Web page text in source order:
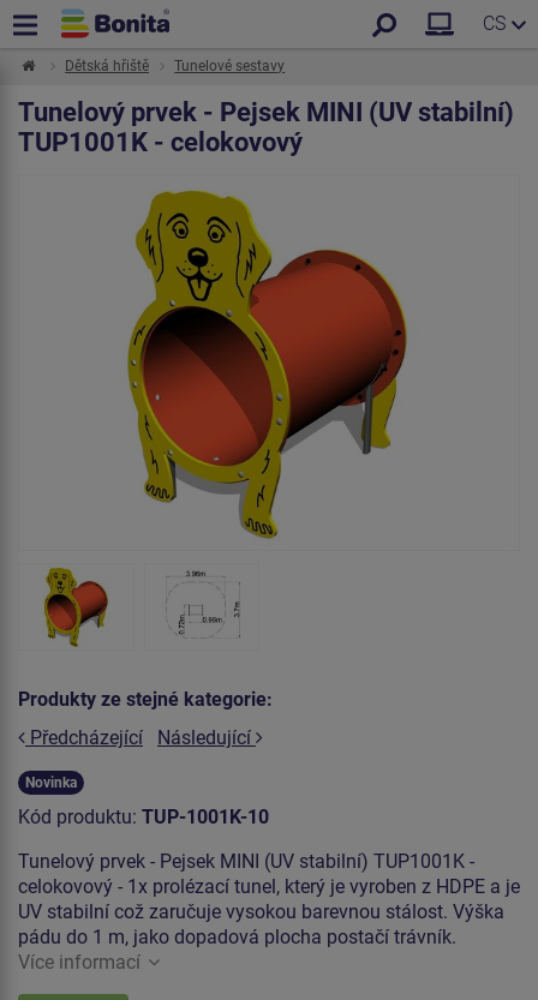
CS
Dětská hřiště Tunelové sestavy
Tunelový prvek - Pejsek MINI (UV stabilní)
TUP1001K - celokovový
Produkty ze stejné kategorie:
Předcházející
Následující
Novinka
Kód produktu: TUP-1001K-10
Tunelový prvek - Pejsek MINI (UV stabilní) TUP1001K -
celokovový - 1x prolézací tunel, který je vyroben z HDPE a je
UV stabilní což zaručuje vysokou barevnou stálost. Výška
pádu do 1 m, jako dopadová plocha postačí trávník.
Více informací